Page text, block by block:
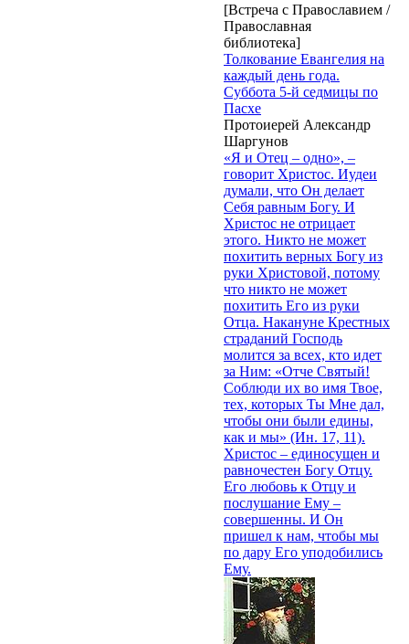
[Встреча с Православием /
Православная
библиотека]
Толкование Евангелия на
каждый день года.
Суббота 5-й седмицы по
Пасхе
Протоиерей Александр
Шаргунов
«Я и Отец – одно», –
говорит Христос. Иудеи
думали, что Он делает
Себя равным Богу. И
Христос не отрицает
этого. Никто не может
похитить верных Богу из
руки Христовой, потому
что никто не может
похитить Его из руки
Отца. Накануне Крестных
страданий Господь
молится за всех, кто идет
за Ним: «Отче Святый!
Соблюди их во имя Твое,
тех, которых Ты Мне дал,
чтобы они были едины,
как и мы» (Ин. 17, 11).
Христос – единосущен и
равночестен Богу Отцу.
Его любовь к Отцу и
послушание Ему –
совершенны. И Он
пришел к нам, чтобы мы
по дару Его уподобились
Ему.